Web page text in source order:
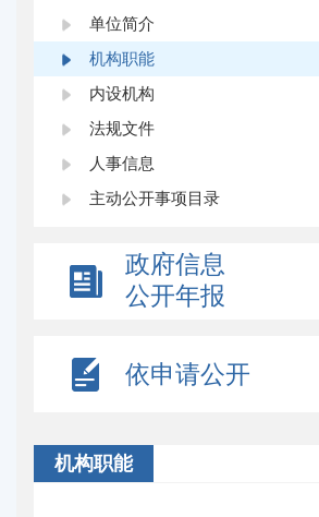
单位简介
机构职能
内设机构
法规文件
人事信息
主动公开事项目录
政府信息
公开年报
依申请公开
机构职能